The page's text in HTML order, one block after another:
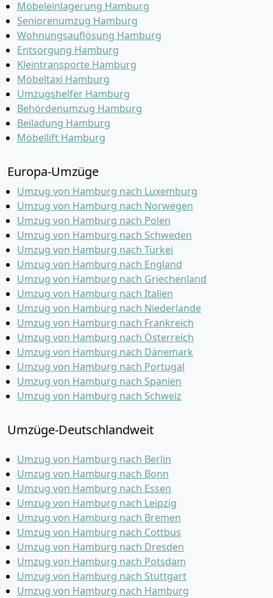
Möbeleinlagerung Hamburg
Seniorenumzug Hamburg
Wohnungsauflösung Hamburg
Entsorgung Hamburg
Kleintransporte Hamburg
Möbeltaxi Hamburg
Umzugshelfer Hamburg
Behördenumzug Hamburg
Beiladung Hamburg
Möbellift Hamburg
Europa-Umzüge
Umzug von Hamburg nach Luxemburg
Umzug von Hamburg nach Norwegen
Umzug von Hamburg nach Polen
Umzug von Hamburg nach Schweden
Umzug von Hamburg nach Türkei
Umzug von Hamburg nach England
Umzug von Hamburg nach Griechenland
Umzug von Hamburg nach Italien
Umzug von Hamburg nach Niederlande
Umzug von Hamburg nach Frankreich
Umzug von Hamburg nach Österreich
Umzug von Hamburg nach Dänemark
Umzug von Hamburg nach Portugal
Umzug von Hamburg nach Spanien
Umzug von Hamburg nach Schweiz
Umzüge-Deutschlandweit
Umzug von Hamburg nach Berlin
Umzug von Hamburg nach Bonn
Umzug von Hamburg nach Essen
Umzug von Hamburg nach Leipzig
Umzug von Hamburg nach Bremen
Umzug von Hamburg nach Cottbus
Umzug von Hamburg nach Dresden
Umzug von Hamburg nach Potsdam
Umzug von Hamburg nach Stuttgart
Umzug von Hamburg nach Hamburg